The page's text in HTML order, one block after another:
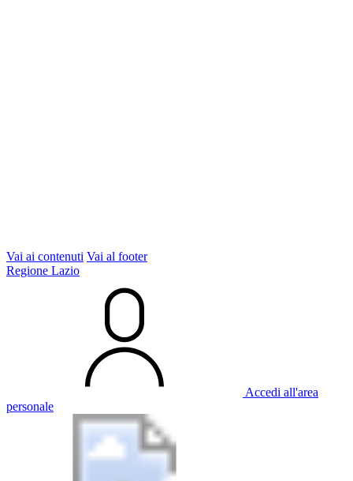
Vai ai contenuti Vai al footer
Regione Lazio
Accedi all'area
personale